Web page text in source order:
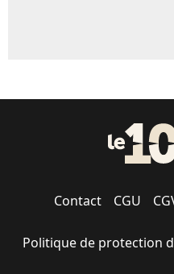
Contact CGU
Politique de protection